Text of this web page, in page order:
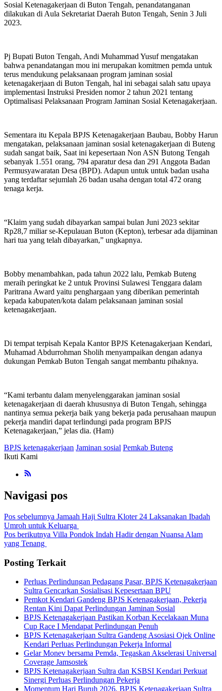
Sosial Ketenagakerjaan di Buton Tengah, penandatanganan
dilakukan di Aula Sekretariat Daerah Buton Tengah, Senin 3 Juli
2023.
Pj Bupati Buton Tengah, Andi Muhammad Yusuf mengatakan
bahwa penandatangan mou ini merupakan komitmen pemda untuk
terus mendukung pelaksanaan program jaminan sosial
ketenagakerjaan di Buton Tengah, hal ini sebagai salah satu upaya
implementasi Instruksi Presiden nomor 2 tahun 2021 tentang
Optimalisasi Pelaksanaan Program Jaminan Sosial Ketenagakerjaan.
Sementara itu Kepala BPJS Ketenagakerjaan Baubau, Bobby Harun
mengatakan, pelaksanaan jaminan sosial ketenagakerjaan di Buteng
sudah sangat baik, Saat ini kepesertaan Non ASN Butong Tengah
sebanyak 1.551 orang, 794 aparatur desa dan 291 Anggota Badan
Permusyawaratan Desa (BPD). Adapun untuk untuk badan usaha
yang terdaftar sejumlah 26 badan usaha dengan total 472 orang
tenaga kerja.
“Klaim yang sudah dibayarkan sampai bulan Juni 2023 sekitar
Rp28,7 miliar se-Kepulauan Buton (Kepton), terbesar ada dijaminan
hari tua yang telah dibayarkan,” ungkapnya.
Bobby menambahkan, pada tahun 2022 lalu, Pemkab Buteng
meraih peringkat ke 2 untuk Provinsi Sulawesi Tenggara dalam
Paritrana Award yaitu penghargaan yang diberikan pemerintah
kepada kabupaten/kota dalam pelaksanaan jaminan sosial
ketenagakerjaan.
Di tempat terpisah Kepala Kantor BPJS Ketenagakerjaan Kendari,
Muhamad Abdurrohman Sholih menyampaikan dengan adanya
dukungan Pemkab Buton Tengah sangat membantu pihaknya.
“Kami terbantu dalam menyelenggarakan jaminan sosial
ketenagakerjaan di daerah khususnya di Buton Tengah, sehingga
nantinya semua pekerja baik yang bekerja pada perusahaan maupun
pekerja mandiri dapat terlindungi pada program BPJS
Ketenagakerjaan,” jelas dia. (Ham)
BPJS ketenagakerjaan Jaminan sosial Pemkab Buteng
Ikuti Kami
Navigasi pos
Pos sebelumnya Jamaah Haji Sultra Kloter 24 Laksanakan Ibadah
Umroh untuk Keluarga
Pos berikutnya Villa Pondok Indah Hadir dengan Nuansa Alam
yang Tenang
Posting Terkait
Perluas Perlindungan Pedagang Pasar, BPJS Ketenagakerjaan
Sultra Gencarkan Sosialisasi Kepesertaan BPU
Pemkot Kendari Gandeng BPJS Ketenagakerjaan, Pekerja
Rentan Kini Dapat Perlindungan Jaminan Sosial
BPJS Ketenagakerjaan Pastikan Korban Kecelakaan Muna
Cup Race I Mendapat Perlindungan Penuh
BPJS Ketenagakerjaan Sultra Gandeng Asosiasi Ojek Online
Kendari Perluas Perlindungan Pekerja Informal
Gelar Monev bersama Pemda, Tegaskan Akselerasi Universal
Coverage Jamsostek
BPJS Ketenagakerjaan Sultra dan KSBSI Kendari Perkuat
Sinergi Perluas Perlindungan Pekerja
Momentum Hari Buruh 2026, BPJS Ketenagakerjaan Sultra